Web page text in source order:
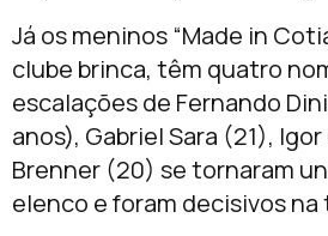
Já os meninos “Made in
clube brinca, têm quatro
escalações de Fernando
anos), Gabriel Sara (21),
Brenner (20) se tornaram
elenco e foram decisivos na